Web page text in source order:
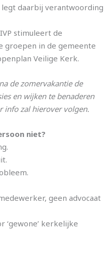
daarbij verantwoording
stimuleert de
groepen in de gemeente
Veilige Kerk.
de zomervakantie de
en wijken te benaderen
info zal hierover volgen.
niet?
geen advocaat
‘gewone’ kerkelijke